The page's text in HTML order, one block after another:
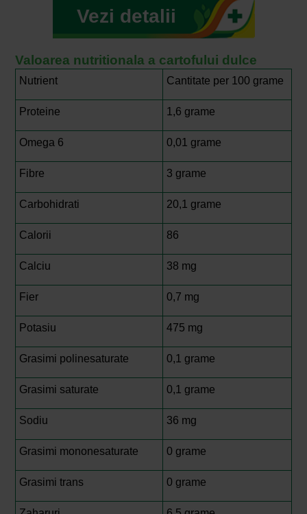
Vezi detalii
Valoarea nutritionala a cartofului dulce
Nutrient Cantitate per 100 grame
Proteine 1,6 grame
Omega 6 0,01 grame
Fibre 3 grame
Carbohidrati 20,1 grame
Calorii 86
Calciu 38 mg
Fier 0,7 mg
Potasiu 475 mg
Grasimi polinesaturate 0,1 grame
Grasimi saturate 0,1 grame
Sodiu 36 mg
Grasimi mononesaturate 0 grame
Grasimi trans 0 grame